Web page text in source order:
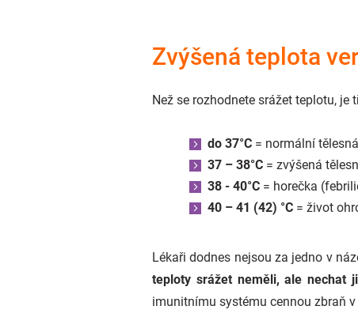
Zvýšená teplota
Než se rozhodnete srážet teplotu,
do 37°C = normální
37 – 38°C = zvýšená
38 - 40°C = horečka
40 – 41 (42) °C = život
Lékaři dodnes nejsou za jedno v
teploty srážet neměli, ale nechat
imunitnímu systému cennou zbraň